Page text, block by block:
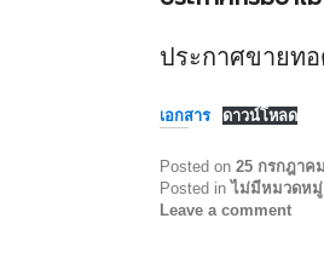
ประกาศขายท
เอกสาร ดาวน์โหลด
Posted on 25 กรกฎาค
Posted in ไม่มีหมวดหมู่
Leave a comment